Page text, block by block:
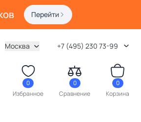
Перейти
Москва +7 (495) 230 73-99
0
Избранное
0
Сравнение
0
Корзина